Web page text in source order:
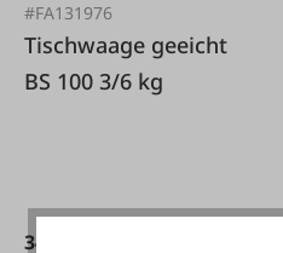
#FA131976
Tischwaage geeicht
BS 100 3/6 kg
349,00 €*